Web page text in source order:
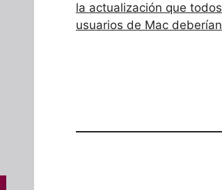
la actualización que
usuarios de Mac